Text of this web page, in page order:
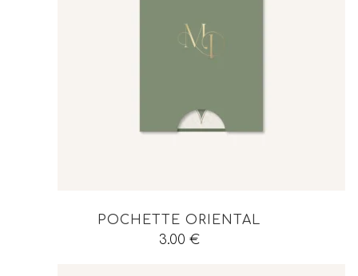
POCHETTE ORIENTAL
3.00 €